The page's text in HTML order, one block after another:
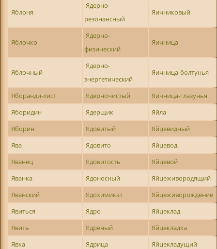
Яблоня
Ядерно-
резонансный
Яичниковый
Яблочко
Ядерно-
физический
Яичница
Яблочный
Ядерно-
энергетический
Яичница-болтунья
Яборанди-лист Ядерночистый
Яичница-глазунья
Яборидин
Ядерщик
Яйла
Яборин
Ядовитый
Яйцевидный
Ява
Ядовито
Яйцевод
Яванец
Ядовитость
Яйцевой
Яванка
Ядоносный
Яйцеживородящий
Яванский
Ядохимикат
Яйцеживорождение
Явиться
Ядро
Яйцеклад
Явить
Ядреный
Яйцекладка
Явка
Ядрица
Яйцекладущий